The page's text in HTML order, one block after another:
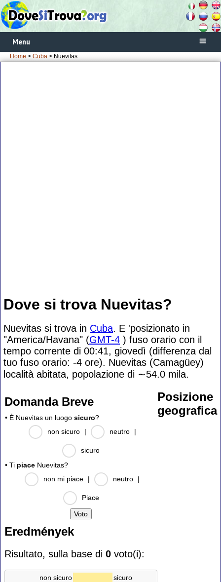
Menu
Home > Cuba > Nuevitas
Dove si trova Nuevitas?
Nuevitas si trova in Cuba. E 'posizionato in
"America/Havana" (GMT-4 ) fuso orario con il
tempo corrente di 00:41, giovedì (differenza dal
tuo fuso orario: -4 ore). Nuevitas (Camagüey)
località abitata, popolazione di ∼54.0 mila.
Domanda Breve
• È Nuevitas un luogo sicuro?
non sicuro
| neutro |
sicuro
• Ti piace Nuevitas?
non mi piace
| neutro |
Piace
Eredmények
Risultato, sulla base di 0 voto(i):
non sicuro
sicuro
Posizione
geografica